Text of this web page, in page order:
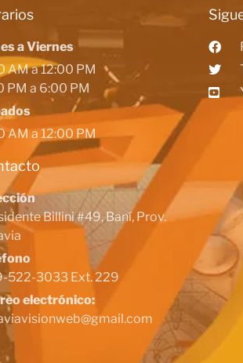
a Viernes
AM a 12:00 PM
PM a 6:00 PM
AM a 12:00 PM
Billini #49, Baní, Prov.
522-3033 Ext. 229
electrónico: